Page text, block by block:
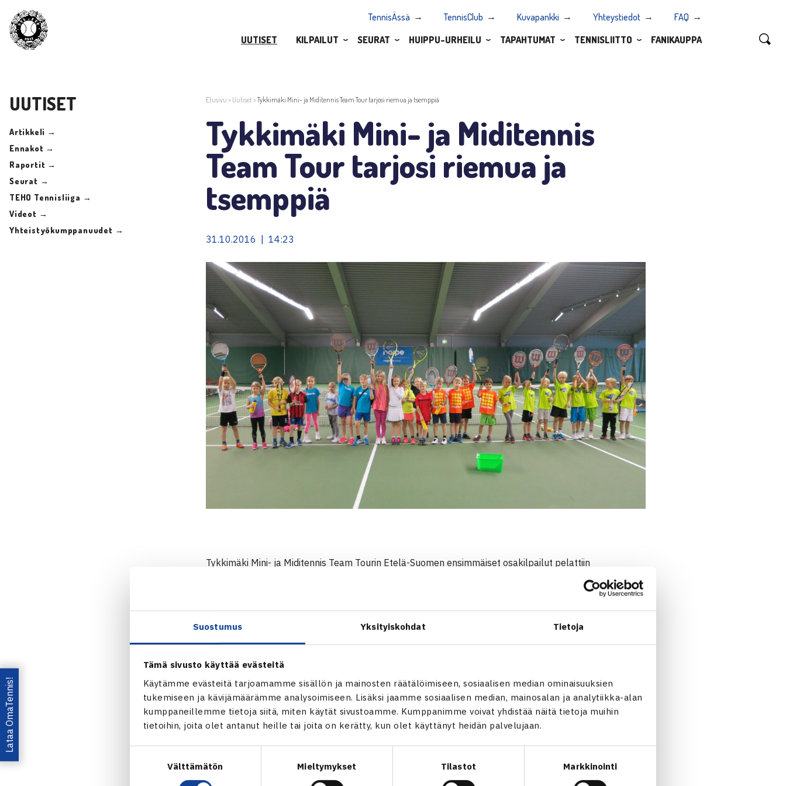
Suostumus Yksityiskohdat Tietoja
Tämä sivusto käyttää evästeitä
Käytämme evästeitä tarjoamamme sisällön ja mainosten räätälöimiseen, sosiaalisen median ominaisuuksien
tukemiseen ja kävijämäärämme analysoimiseen. Lisäksi jaamme sosiaalisen median, mainosalan ja analytiikka-alan
kumppaneillemme tietoja siitä, miten käytät sivustoamme. Kumppanimme voivat yhdistää näitä tietoja muihin
tietoihin, joita olet antanut heille tai joita on kerätty, kun olet käyttänyt heidän palvelujaan.
Välttämätön Mieltymykset Tilastot Markkinointi
TennisÄssä TennisClub Kuvapankki Yhteystiedot
FAQ
UUTISET
KILPAILUT SEURAT HUIPPU-URHEILU TAPAHTUMAT TENNISLIITTO FANIKAUPPA
UUTISET
Artikkeli →
Ennakot →
Raportit →
Seurat →
TEHO Tennisliiga →
Videot →
Yhteistyökumppanuudet →
Etusivu > Uutiset>Tykkimäki Mini- ja Miditennis Team Tour tarjosi riemua ja tsemppiä
Tykkimäki Mini- ja Miditennis
Team Tour tarjosi riemua ja
tsemppiä
31.10.2016 | 14:23
Tykkimäki Mini- ja Miditennis Team Tourin Etelä-Suomen ensimmäiset osakilpailut pelattiin
– Tämä oli niin kiva tapahtuma, että näitä täytyy saada paljon lisää, Satan minitennisjoukkueen
kapteeni
turnauksissa enemmänkin,
Mini- ja miditenniksessä pelataan useita kaksin- ja nelinpelejä sekä lisäksi ketteryysosio, josta jaetaan
pisteitä. Tavoitteena on innostaa nuorimpiakin pelaajia joukkuemuotoisen, matalan kynnyksen
– Meillä oli minissä mukana pari ihan ekakertalaista ja midiin saimme mukaan 11-12-vuotiaita tyttöjä,
Lataa OmaTennis!